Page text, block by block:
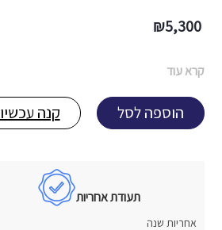
5,300
₪
קרא עוד
הוספה לסל קנה עכשיו
תעודת אחריות
אחריות שנה